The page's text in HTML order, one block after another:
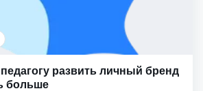
развить личный бренд
больше